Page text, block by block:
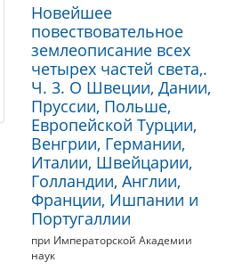
Новейшее
повествовательное
землеописание всех
четырех частей света,.
Ч. 3. О Швеции, Дании,
Пруссии, Польше,
Европейской Турции,
Венгрии, Германии,
Италии, Швейцарии,
Голландии, Англии,
Франции, Ишпании и
Португаллии
при Императорской Академии
наук